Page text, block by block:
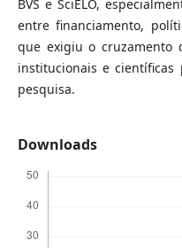
BVS e SciELO,
entre financiamento,
que exigiu o cruzamento
institucionais e
pesquisa.
Downloads